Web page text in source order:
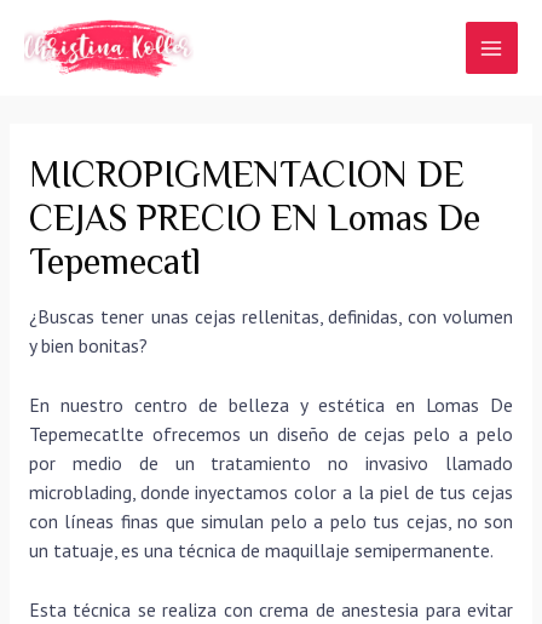
contenido
MICROPIGMENTACION DE
CEJAS PRECIO EN Lomas De
Tepemecatl
¿Buscas tener unas cejas rellenitas, definidas, con volumen
y bien bonitas?
En nuestro centro de belleza y estética en Lomas De
Tepemecatlte ofrecemos un diseño de cejas pelo a pelo
por medio de un tratamiento no invasivo llamado
microblading, donde inyectamos color a la piel de tus cejas
con líneas finas que simulan pelo a pelo tus cejas, no son
un tatuaje, es una técnica de maquillaje semipermanente.
Esta técnica se realiza con crema de anestesia para evitar